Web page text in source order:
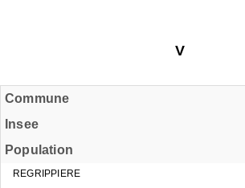
V
Commune
Insee
Population
REGRIPPIERE